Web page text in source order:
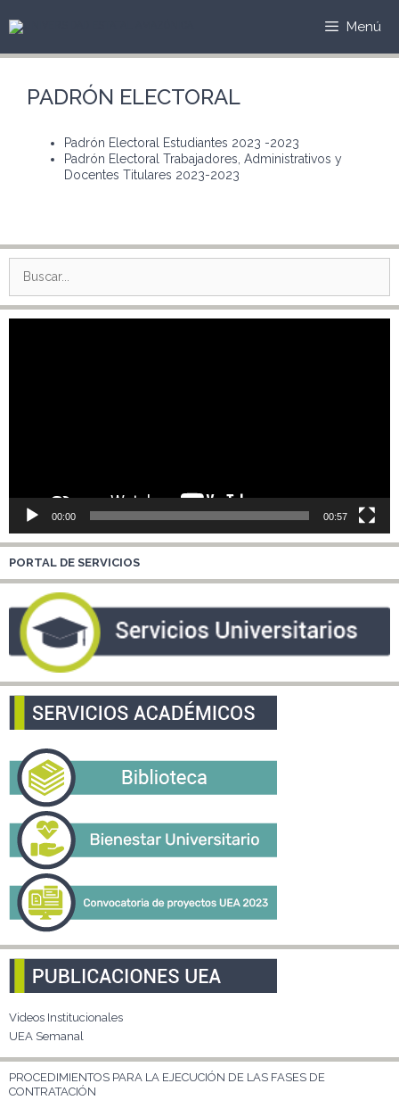
Menú
PADRÓN ELECTORAL
Padrón Electoral Estudiantes 2023 -2023
Padrón Electoral Trabajadores, Administrativos y
Docentes Titulares 2023-2023
00:00 00:57
PORTAL DE SERVICIOS
Videos Institucionales
UEA Semanal
PROCEDIMIENTOS PARA LA EJECUCIÓN DE LAS FASES DE
CONTRATACIÓN